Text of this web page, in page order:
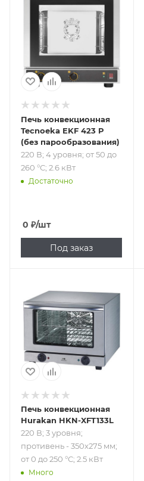
220 В; 4 уровня; от
50 до 260 °С; 2.6
Печь конвекционная
Tecnoeka EKF 423 P
(без парообразования)
220 В; 4 уровня; от 50 до
260 °С; 2.6 кВт
Достаточно
0 ₽/шт
Под заказ
220 В; 3 уровня;
противень -
350х275 мм; от 0
до 250 °С; 2.5 кВт
Печь конвекционная
Hurakan HKN-XFT133L
220 В; 3 уровня;
противень - 350х275 мм;
от 0 до 250 °С; 2.5 кВт
Много